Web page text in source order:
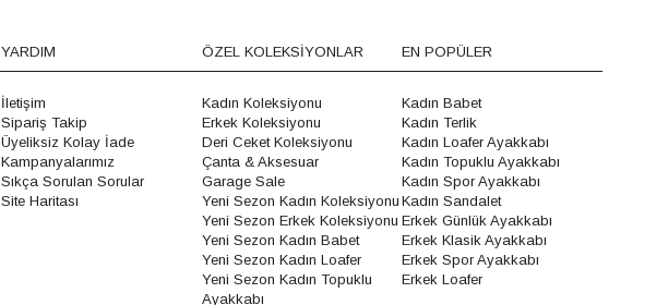
YARDIM
İletişim
Sipariş Takip
Üyeliksiz Kolay İade
Kampanyalarımız
Sıkça Sorulan Sorular
Site Haritası
ÖZEL KOLEKSİYONLAR
Kadın Koleksiyonu
Erkek Koleksiyonu
Deri Ceket Koleksiyonu
Çanta & Aksesuar
Garage Sale
Yeni Sezon Kadın Koleksiyonu
Yeni Sezon Erkek Koleksiyonu
Yeni Sezon Kadın Babet
Yeni Sezon Kadın Loafer
Yeni Sezon Kadın Topuklu
Ayakkabı
EN POPÜLER
Kadın Babet
Kadın Terlik
Kadın Loafer Ayakkabı
Kadın Topuklu Ayakkabı
Kadın Spor Ayakkabı
Kadın Sandalet
Erkek Günlük Ayakkabı
Erkek Klasik Ayakkabı
Erkek Spor Ayakkabı
Erkek Loafer